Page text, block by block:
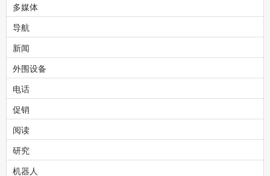
多媒体
导航
新闻
外围设备
电话
促销
阅读
研究
机器人